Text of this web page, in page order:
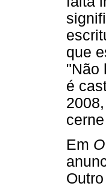
que
"Não
é
Em